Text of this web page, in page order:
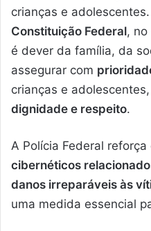
crianças e
Constituição Federal, no
é dever da família, da
assegurar com
crianças e
dignidade e respeito.
A Polícia Federal reforça
cibernéticos
danos irreparáveis às
uma medida essencial